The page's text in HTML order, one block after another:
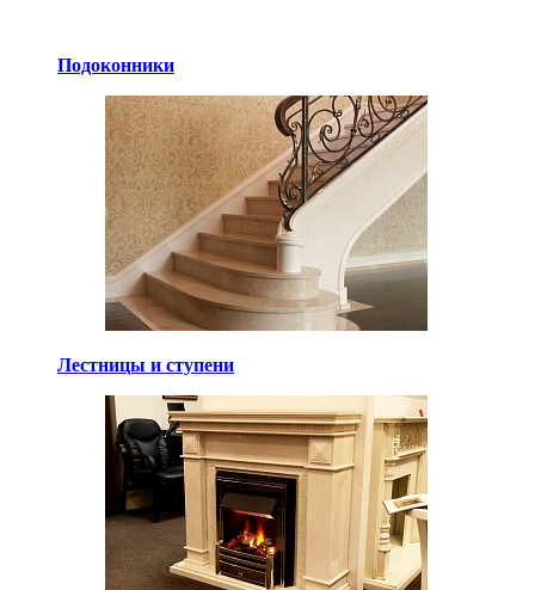
Подоконники
Лестницы и ступени